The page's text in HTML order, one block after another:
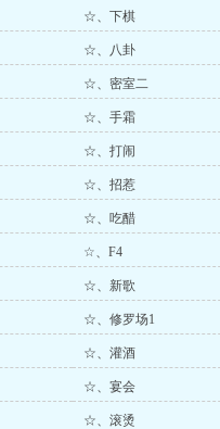
☆、下棋
☆、八卦
☆、密室二
☆、手霜
☆、打闹
☆、招惹
☆、吃醋
☆、F4
☆、新歌
☆、修罗场1
☆、灌酒
☆、宴会
☆、滚烫